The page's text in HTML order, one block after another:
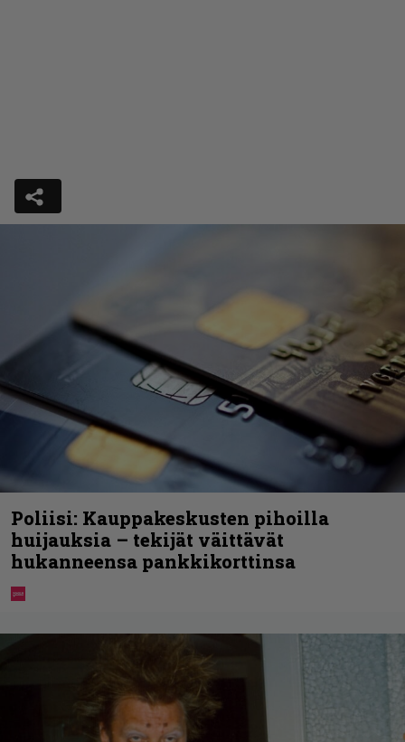
Poliisi: Kauppakeskusten pihoilla
huijauksia – tekijät väittävät
hukanneensa pankkikorttinsa